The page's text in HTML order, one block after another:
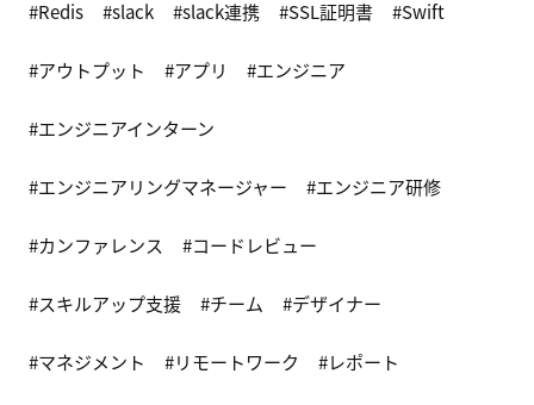
Redis slack slack連携 SSL証明書 Swift
アウトプット アプリ エンジニア
エンジニアインターン
エンジニアリングマネージャー エンジニア研修
カンファレンス コードレビュー
スキルアップ支援 チーム デザイナー
マネジメント リモートワーク レポート